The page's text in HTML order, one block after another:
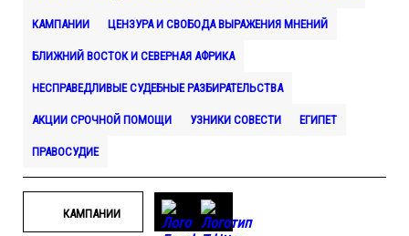
КАМПАНИИ ЦЕНЗУРА И СВОБОДА ВЫРАЖЕНИЯ МНЕНИЙ
БЛИЖНИЙ ВОСТОК И СЕВЕРНАЯ АФРИКА
НЕСПРАВЕДЛИВЫЕ СУДЕБНЫЕ РАЗБИРАТЕЛЬСТВА
АКЦИИ СРОЧНОЙ ПОМОЩИ УЗНИКИ СОВЕСТИ ЕГИПЕТ
ПРАВОСУДИЕ
КАМПАНИИ